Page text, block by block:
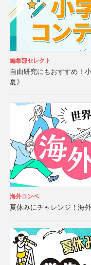
編集部セレクト
自由研究にもおすすめ！
夏》
海外コンペ
夏休みにチャレンジ！海